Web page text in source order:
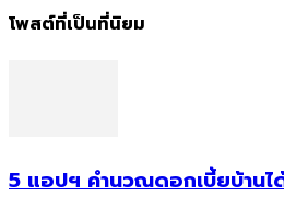
โพสต์ที่เป็นที่นิยม
5 แอปฯ คำนวณดอกเบี้ยบ้าน